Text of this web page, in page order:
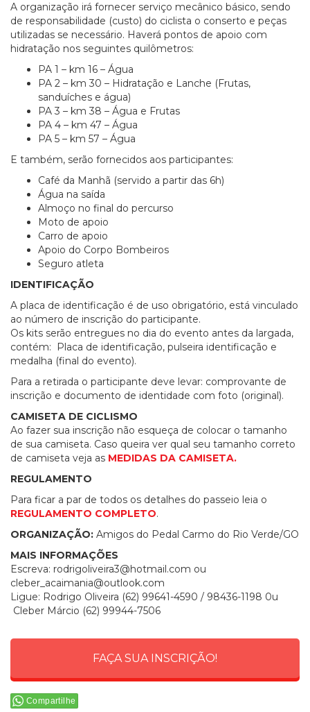
A organização irá fornecer serviço mecânico básico, sendo
de responsabilidade (custo) do ciclista o conserto e peças
utilizadas se necessário. Haverá pontos de apoio com
hidratação nos seguintes quilômetros:
PA 1 – km 16 – Água
PA 2 – km 30 – Hidratação e Lanche (Frutas,
sanduíches e água)
PA 3 – km 38 – Água e Frutas
PA 4 – km 47 – Água
PA 5 – km 57 – Água
E também, serão fornecidos aos participantes:
Café da Manhã (servido a partir das 6h)
Água na saída
Almoço no final do percurso
Moto de apoio
Carro de apoio
Apoio do Corpo Bombeiros
Seguro atleta
IDENTIFICAÇÃO
A placa de identificação é de uso obrigatório, está vinculado
ao número de inscrição do participante.
Os kits serão entregues no dia do evento antes da largada,
contém: Placa de identificação, pulseira identificação e
medalha (final do evento).
Para a retirada o participante deve levar: comprovante de
inscrição e documento de identidade com foto (original).
CAMISETA DE CICLISMO
Ao fazer sua inscrição não esqueça de colocar o tamanho
de sua camiseta. Caso queira ver qual seu tamanho correto
de camiseta veja as MEDIDAS DA CAMISETA.
REGULAMENTO
Para ficar a par de todos os detalhes do passeio leia o
REGULAMENTO COMPLETO.
ORGANIZAÇÃO: Amigos do Pedal Carmo do Rio Verde/GO
MAIS INFORMAÇÕES
Escreva: rodrigoliveira3@hotmail.com ou
cleber_acaimania@outlook.com
Ligue: Rodrigo Oliveira (62) 99641-4590 / 98436-1198 0u
Cleber Márcio (62) 99944-7506
FAÇA SUA INSCRIÇÃO!
Compartilhe